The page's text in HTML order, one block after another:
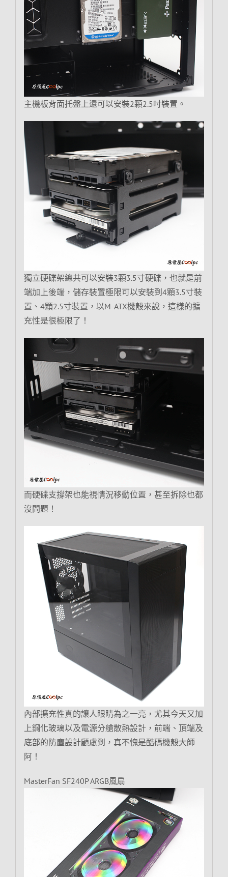
主機板背面托盤上還可以安裝2顆2.5吋裝置。
獨立硬碟架總共可以安裝3顆3.5寸硬碟，也就是前
端加上後端，儲存裝置極限可以安裝到4顆3.5寸裝
置、4顆2.5寸裝置，以M-ATX機殼來說，這樣的擴
充性是很極限了！
而硬碟支撐架也能視情況移動位置，甚至拆除也都
沒問題！
內部擴充性真的讓人眼睛為之一亮，尤其今天又加
上鋼化玻璃以及電源分艙散熱設計，前端、頂端及
底部的防塵設計顧慮到，真不愧是酷碼機殼大師
阿！
MasterFan SF240P ARGB風扇